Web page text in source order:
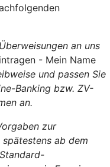
an uns
- Mein Name
und passen Sie
Banking bzw. ZV-
an.
zur
ab dem